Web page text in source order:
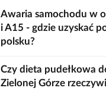
Awaria samochodu w
i A15 - gdzie uzyskać
polsku?
Czy dieta pudełkowa
Zielonej Górze